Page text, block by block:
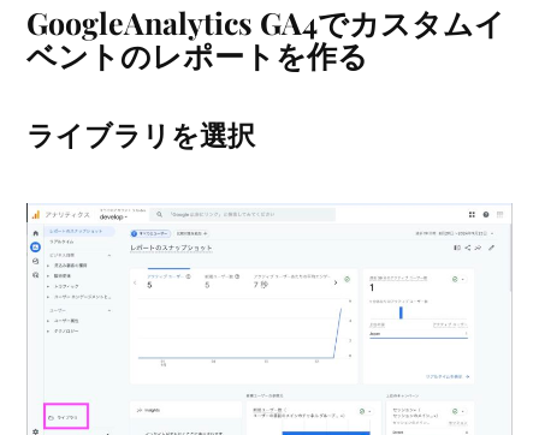
GoogleAnalytics GA4でカスタムイ
ベントのレポートを作る
ライブラリを選択